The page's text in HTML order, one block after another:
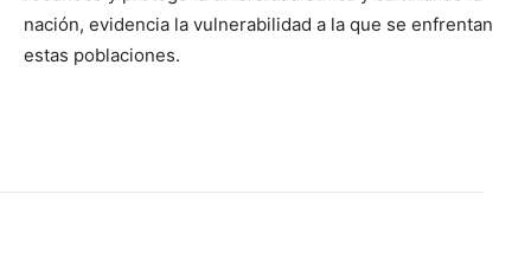
nación, evidencia la vulnerabilidad a la que se enfrentan
estas poblaciones.